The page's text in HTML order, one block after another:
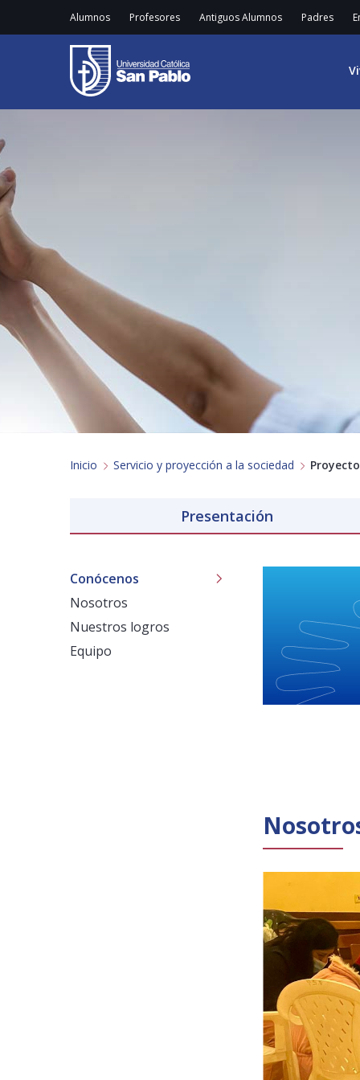
Alumnos Profesores Antiguos Alumnos Padres
Inicio Servicio y proyección a la sociedad
Presentación
Conócenos
Nosotros
Nuestros logros
Equipo